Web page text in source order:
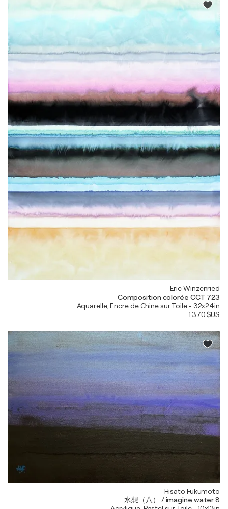
Eric Winzenried
Composition colorée CCT 723
Aquarelle, Encre de Chine sur Toile - 32x24in
1 370 $US
Hisato Fukumoto
水想（八） / imagine water 8